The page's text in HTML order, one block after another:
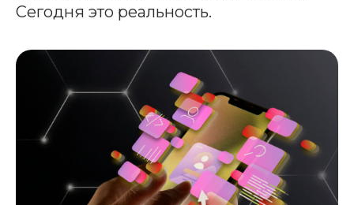
Сегодня это реальность.